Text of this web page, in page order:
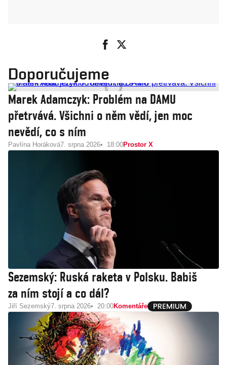
Doporučujeme
Marek Adamczyk: Problém na DAMU
přetrvává. Všichni o něm vědí, jen moc
nevědí, co s ním
Pavlína Horáková7. srpna 2026 18:00Prostor X
Sezemský: Ruská raketa v Polsku. Babiš
za ním stojí a co dál?
Jiří Sezemský7. srpna 2026 20:00Komentáře